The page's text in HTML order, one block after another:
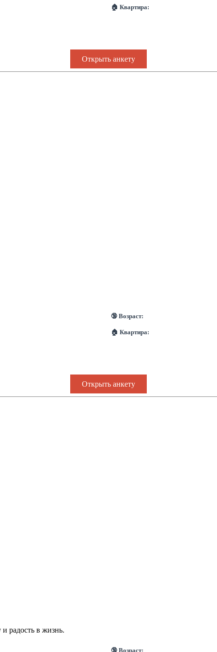
🏠 Квартира:
Открыть анкету
🔞 Возраст:
🏠 Квартира:
Открыть анкету
радость в жизнь.
🔞 Возраст: